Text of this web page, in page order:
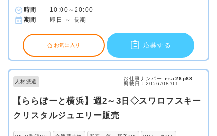
時間
10:00～20:00
期間
即日 ～ 長期
お気に入り 応募する
人材派遣
お仕事ナンバー. esa26p88
掲載日：2026/08/01
【ららぽーと横浜】週2～3日◇スワロフスキー
クリスタルジュエリー販売